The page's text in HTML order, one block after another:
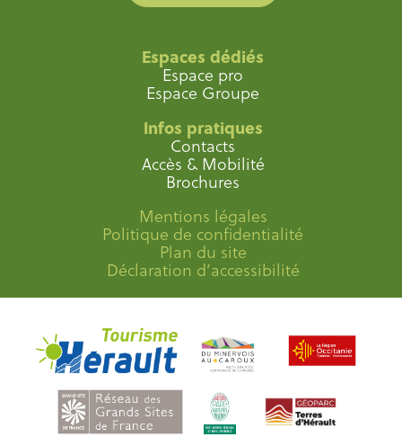
Espaces dédiés
Espace pro
Espace Groupe
Infos pratiques
Contacts
Accès & Mobilité
Brochures
Mentions légales
Politique de confidentialité
Plan du site
Déclaration d’accessibilité